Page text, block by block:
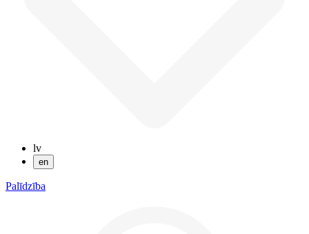
lv
en
Palīdzība